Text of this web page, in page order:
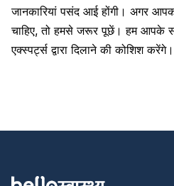
जानकारियां पसंद आई होंगी। अगर
चाहिए, तो हमसे जरूर पूछें। हम आपके
एक्स्पर्ट्स द्वारा दिलाने की कोशिश करेंगे।